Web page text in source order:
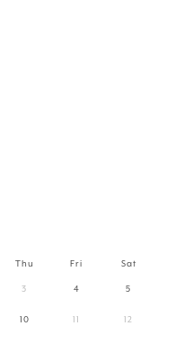
Thu Fri Sat
3 4 5
10 11 12